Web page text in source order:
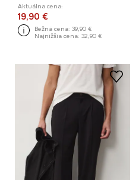
Aktuálna cena:
19,90 €
Bežná cena: 39,90 €
Najnižšia cena: 32,90 €